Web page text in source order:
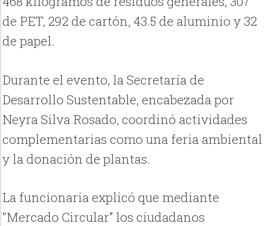
de PET, 292 de cartón, 43.5 de aluminio y 32
de papel.
Durante el evento, la Secretaría de
Desarrollo Sustentable, encabezada por
Neyra Silva Rosado, coordinó actividades
complementarias como una feria ambiental
y la donación de plantas.
La funcionaria explicó que mediante
“Mercado Circular” los ciudadanos